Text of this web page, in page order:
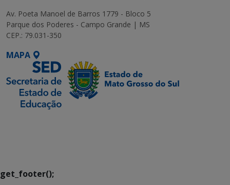
Av. Poeta Manoel de Barros 1779 - Bloco 5
Parque dos Poderes - Campo Grande | MS
CEP.: 79.031-350
MAPA
get_footer();